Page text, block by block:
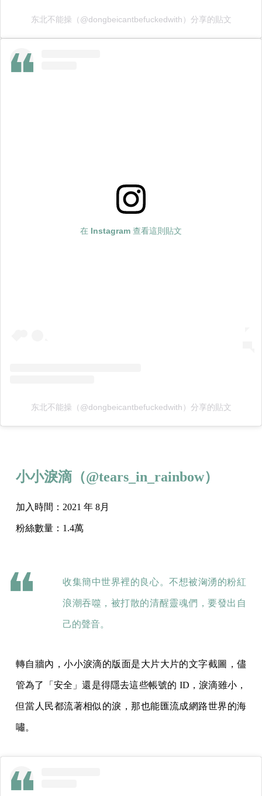
东北不能操（@dongbeicantbefuckedwith）分享的貼文
在 Instagram 查看這則貼文
东北不能操（@dongbeicantbefuckedwith）分享的貼文
小小淚滴 （@tears_in_rainbow）
加入時間：2021 年 8月
粉絲數量：1.4萬
收集簡中世界裡的良心。不想被洶湧的粉紅
浪潮吞噬，被打散的清醒靈魂們，要發出自
己的聲音。
轉自牆內，小小淚滴的版面是大片大片的文字截圖，儘
管為了「安全」還是得隱去這些帳號的 ID，淚滴雖小，
但當人民都流著相似的淚，那也能匯流成網路世界的海
嘯。